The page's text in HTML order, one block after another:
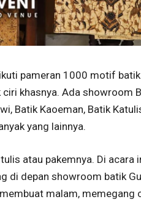
pameran 1000 motif
khasnya. Ada showroom
Batik Kaoeman, Batik
yang lainnya.
atau pakemnya. Di acara
di depan showroom batik
malam, memegang